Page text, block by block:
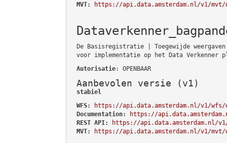
MVT:
https://api.data.amsterdam.nl/v1/mvt/
De Basisregistratie | Toegewijde
voor implementatie op het Data Verkenner
Autorisatie: OPENBAAR
Aanbevolen versie (v1)
stabiel
WFS:
https://api.data.amsterdam.nl/v1/wfs/
Documentation:
https://
REST API:
https://api.data.amsterdam.nl/v1/
MVT:
https://api.data.amsterdam.nl/v1/mvt/